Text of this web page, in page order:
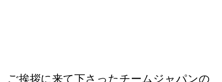
ご挨拶に来て下さったチームジャパンの